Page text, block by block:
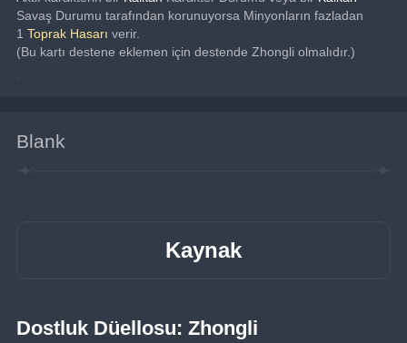
Savaş Durumu tarafından korunuyorsa Minyonların fazladan
1 Toprak Hasarı verir.
(Bu kartı destene eklemen için destende Zhongli olmalıdır.)
Blank
Kaynak
Dostluk Düellosu: Zhongli